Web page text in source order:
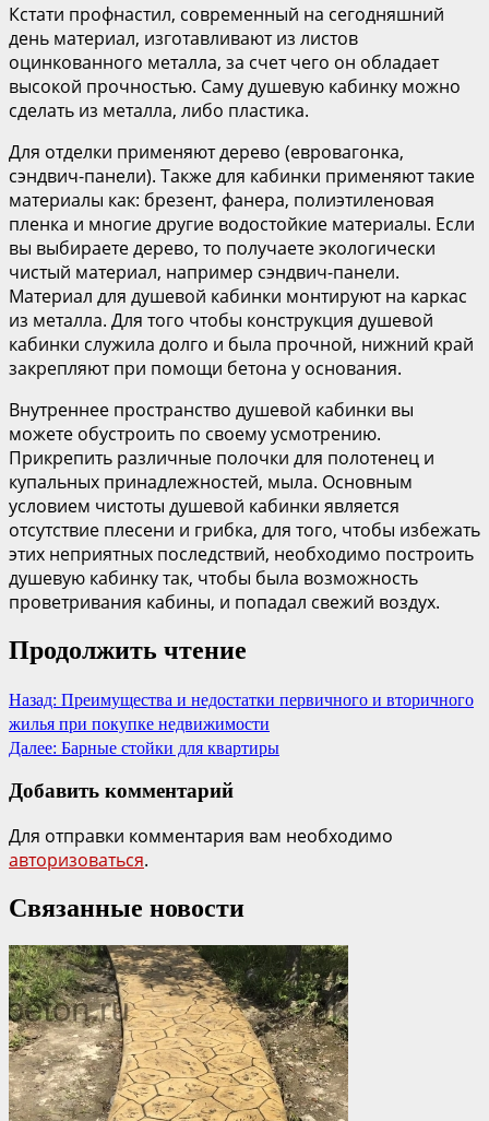
Кстати профнастил, современный на сегодняшний
день материал, изготавливают из листов
оцинкованного металла, за счет чего он обладает
высокой прочностью. Саму душевую кабинку можно
сделать из металла, либо пластика.
Для отделки применяют дерево (евровагонка,
сэндвич-панели). Также для кабинки применяют такие
материалы как: брезент, фанера, полиэтиленовая
пленка и многие другие водостойкие материалы. Если
вы выбираете дерево, то получаете экологически
чистый материал, например сэндвич-панели.
Материал для душевой кабинки монтируют на каркас
из металла. Для того чтобы конструкция душевой
кабинки служила долго и была прочной, нижний край
закрепляют при помощи бетона у основания.
Внутреннее пространство душевой кабинки вы
можете обустроить по своему усмотрению.
Прикрепить различные полочки для полотенец и
купальных принадлежностей, мыла. Основным
условием чистоты душевой кабинки является
отсутствие плесени и грибка, для того, чтобы избежать
этих неприятных последствий, необходимо построить
душевую кабинку так, чтобы была возможность
проветривания кабины, и попадал свежий воздух.
Продолжить чтение
Назад: Преимущества и недостатки первичного и вторичного
жилья при покупке недвижимости
Далее: Барные стойки для квартиры
Добавить комментарий
Для отправки комментария вам необходимо
авторизоваться.
Связанные новости